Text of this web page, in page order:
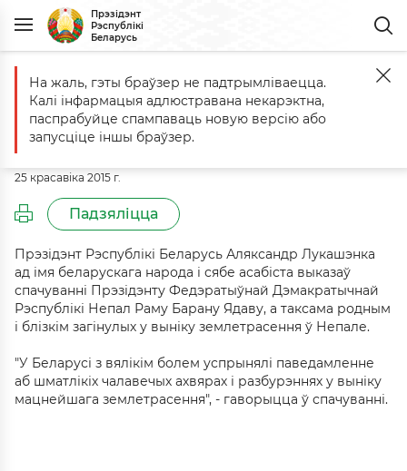
Прэзідэнт
Рэспублікі
Беларусь
Галоўная Падзеі Спачуванне Прэзідэнту Непала Раму Барану
Спачуванне Прэзідэнту Непала
Раму Барану Ядаву
25 красавіка 2015 г.
Падзяліцца
Прэзідэнт Рэспублікі Беларусь Аляксандр Лукашэнка
ад імя беларускага народа і сябе асабіста выказаў
спачуванні Прэзідэнту Федэратыўнай Дэмакратычнай
Рэспублікі Непал Раму Барану Ядаву, а таксама родным
і блізкім загінулых у выніку землетрасення ў Непале.
"У Беларусі з вялікім болем успрынялі паведамленне
аб шматлікіх чалавечых ахвярах і разбурэннях у выніку
мацнейшага землетрасення", - гаворыцца ў спачуванні.
На жаль, гэты браўзер не падтрымліваецца.
Калі інфармацыя адлюстравана некарэктна,
паспрабуйце спампаваць новую версію або
запусціце іншы браўзер.